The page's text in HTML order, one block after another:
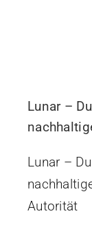
Lunar –
Lunar –
Autorität